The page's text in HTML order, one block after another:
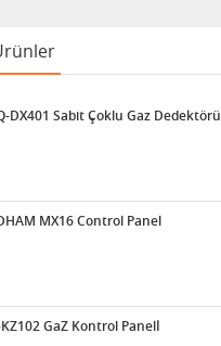
DX401 Sabit Çoklu Gaz Dedektörü
MX16 Control Panel
GaZ Kontrol Panelİ